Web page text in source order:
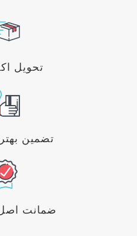
تحویل
تضمین
ضمانت